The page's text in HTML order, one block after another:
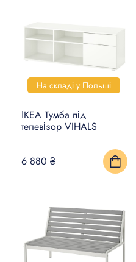
На складі у Польщі
ІКЕА Тумба під
телевізор VIHALS
6 880 ₴